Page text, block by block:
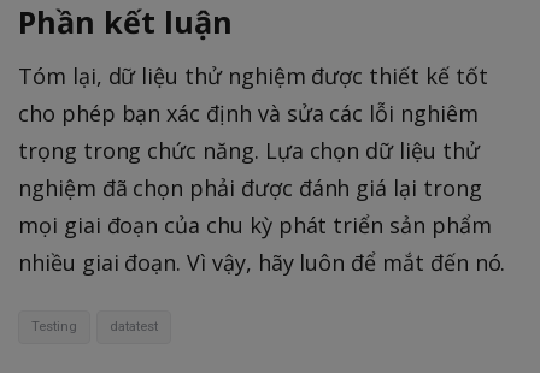
Phần kết luận
Tóm lại, dữ liệu thử nghiệm được thiết kế tốt
cho phép bạn xác định và sửa các lỗi nghiêm
trọng trong chức năng. Lựa chọn dữ liệu thử
nghiệm đã chọn phải được đánh giá lại trong
mọi giai đoạn của chu kỳ phát triển sản phẩm
nhiều giai đoạn. Vì vậy, hãy luôn để mắt đến nó.
Testing datatest